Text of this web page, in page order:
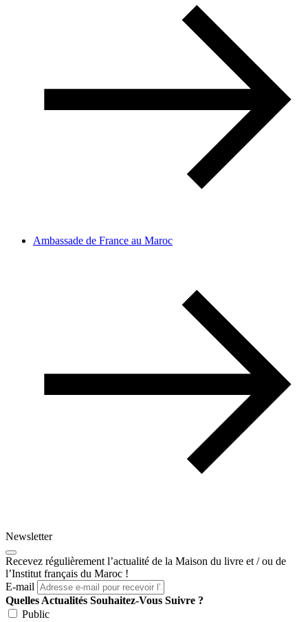
Ambassade de France au Maroc
Newsletter
Recevez régulièrement l’actualité de la Maison du livre et / ou de
l’Institut français du Maroc !
E-mail
Quelles Actualités Souhaitez-Vous Suivre ?
Public